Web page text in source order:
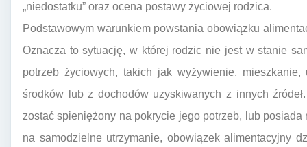
„niedostatku” oraz ocena postawy życiowej rodzica.
Podstawowym warunkiem powstania obowiązku
Oznacza to sytuację, w której rodzic nie jest w stanie
potrzeb życiowych, takich jak wyżywienie,
środków lub z dochodów uzyskiwanych z innych
zostać spieniężony na pokrycie jego potrzeb, lub
na samodzielne utrzymanie, obowiązek alimentacyjny